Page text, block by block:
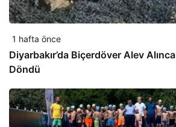
1 hafta önce
Diyarbakır’da Biçerdöver Alev Alınca
Döndü